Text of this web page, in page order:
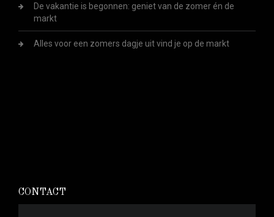
De vakantie is begonnen: geniet van de zomer én de
markt
Alles voor een zomers dagje uit vind je op de markt
CONTACT